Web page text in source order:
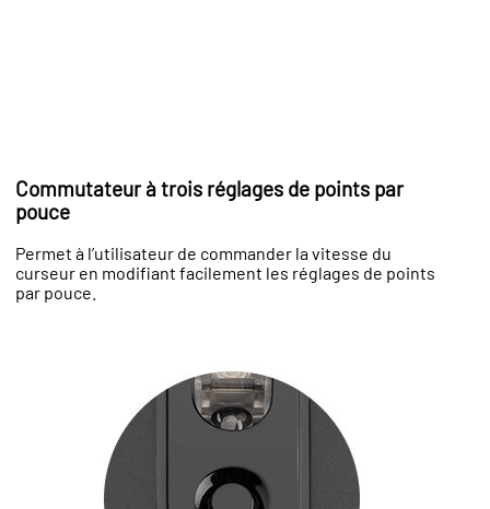
Commutateur à trois réglages de points par
pouce
Permet à l’utilisateur de commander la vitesse du
curseur en modifiant facilement les réglages de points
par pouce.